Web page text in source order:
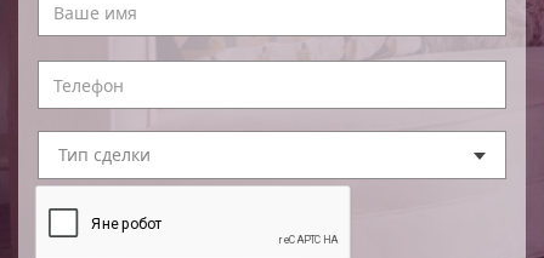
Тип сделки